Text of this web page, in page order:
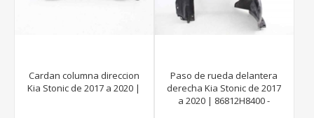
Cardan columna direccion
Kia Stonic de 2017 a 2020 |
Paso de rueda delantera
derecha Kia Stonic de 2017
a 2020 | 86812H8400 -